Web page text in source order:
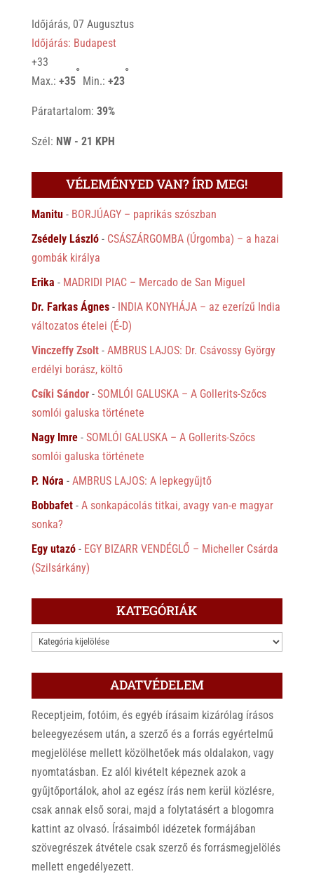
Időjárás, 07 Augusztus
Időjárás: Budapest
+33
Max.: +35
°
Min.: +23
°
Páratartalom: 39%
Szél: NW - 21 KPH
VÉLEMÉNYED VAN? ÍRD MEG!
Manitu- BORJÚAGY – paprikás szószban
Zsédely László- CSÁSZÁRGOMBA (Úrgomba) – a hazai
gombák királya
Erika - MADRIDI PIAC – Mercado de San Miguel
Dr. Farkas Ágnes- INDIA KONYHÁJA – az ezerízű India
változatos ételei (É-D)
Vinczeffy Zsolt- AMBRUS LAJOS: Dr. Csávossy György
erdélyi borász, költő
Csíki Sándor- SOMLÓI GALUSKA – A Gollerits-Szőcs
somlói galuska története
Nagy Imre- SOMLÓI GALUSKA – A Gollerits-Szőcs
somlói galuska története
P. Nóra - AMBRUS LAJOS: A lepkegyűjtő
Bobbafet- A sonkapácolás titkai, avagy van-e magyar
sonka?
Egy utazó- EGY BIZARR VENDÉGLŐ – Micheller Csárda
(Szilsárkány)
KATEGÓRIÁK
KATEGÓRIÁK
ADATVÉDELEM
Receptjeim, fotóim, és egyéb írásaim kizárólag írásos
beleegyezésem után, a szerző és a forrás egyértelmű
megjelölése mellett közölhetőek más oldalakon, vagy
nyomtatásban. Ez alól kivételt képeznek azok a
gyűjtőportálok, ahol az egész írás nem kerül közlésre,
csak annak első sorai, majd a folytatásért a blogomra
kattint az olvasó. Írásaimból idézetek formájában
szövegrészek átvétele csak szerző és forrásmegjelölés
mellett engedélyezett.